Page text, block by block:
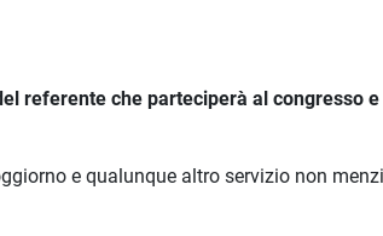
referente che parteciperà al congresso
e qualunque altro servizio non